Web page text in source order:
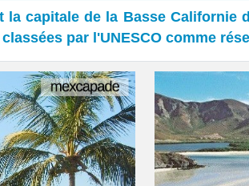
la capitale de la Basse
par l'UNESCO comme